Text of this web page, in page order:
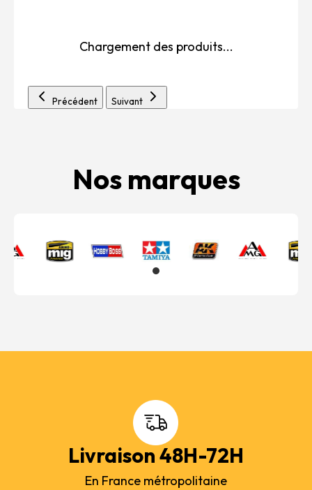
Chargement des produits...
Précédent Suivant
Nos marques
Livraison 48H-72H
En France métropolitaine